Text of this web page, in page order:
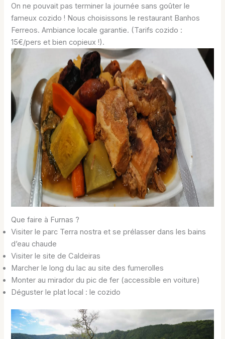
On ne pouvait pas terminer la journée sans goûter le
fameux cozido ! Nous choisissons le restaurant Banhos
Ferreos. Ambiance locale garantie. (Tarifs cozido :
15€/pers et bien copieux !).
Que faire à Furnas ?
Visiter le parc Terra nostra et se prélasser dans les bains
d’eau chaude
Visiter le site de Caldeiras
Marcher le long du lac au site des fumerolles
Monter au mirador du pic de fer (accessible en voiture)
Déguster le plat local : le cozido